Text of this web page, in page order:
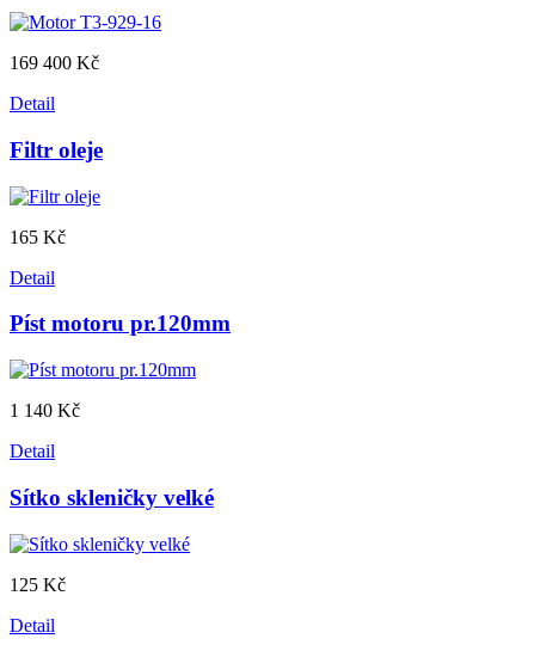
169 400 Kč
Detail
Filtr oleje
165 Kč
Detail
Píst motoru pr.120mm
1 140 Kč
Detail
Sítko skleničky velké
125 Kč
Detail